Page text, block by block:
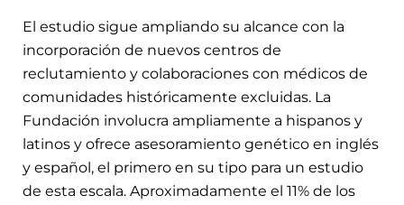
El estudio sigue ampliando su alcance con la
incorporación de nuevos centros de
reclutamiento y colaboraciones con médicos de
comunidades históricamente excluidas. La
Fundación involucra ampliamente a hispanos y
latinos y ofrece asesoramiento genético en inglés
y español, el primero en su tipo para un estudio
de esta escala. Aproximadamente el 11% de los